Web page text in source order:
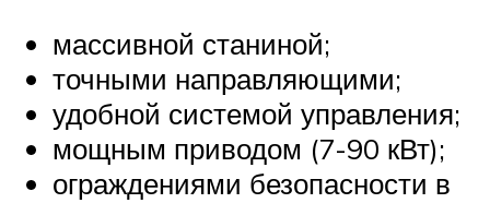
массивной станиной;
точными направляющими;
удобной системой управления;
мощным приводом (7-90 кВт);
ограждениями безопасности в